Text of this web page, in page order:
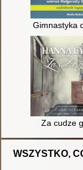
Gimnastyka
Za cudze
WSZYSTKO,